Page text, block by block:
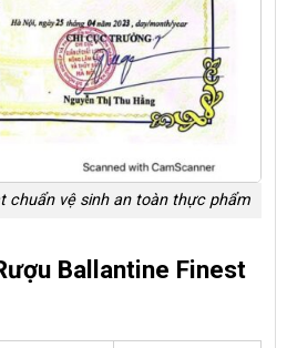
chuẩn vệ sinh an toàn thực phẩm
Ballantine Finest